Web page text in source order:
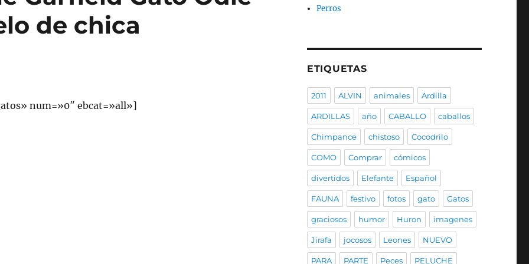
de chica
num=»0″ ebcat=»all»]
Perros
ETIQUETAS
2011 ALVIN animales Ardilla
ARDILLAS año CABALLO caballos
Chimpance chistoso Cocodrilo
COMO Comprar cómicos
divertidos Elefante Español
FAUNA festivo fotos gato Gatos
graciosos humor Huron imagenes
Jirafa jocosos Leones NUEVO
PARA PARTE Peces PELUCHE